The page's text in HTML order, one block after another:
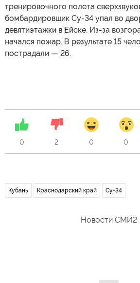
тренировочного полета
бомбардировщик Су-34 упал во
девятиэтажки в Ейске. Из-за
начался пожар. В результате 15
пострадали — 26.
0 2 0 0
Кубань Краснодарский край Су-34
Новости СМИ2